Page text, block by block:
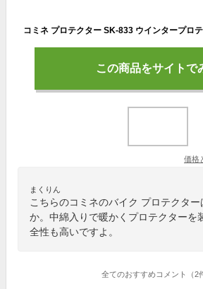
この商品をサイトで
価格
まくりん
こちらのコミネのバイク プロテクター
か。中綿入りで暖かくプロテクターを
全性も高いですよ。
全てのおすすめコメント（2